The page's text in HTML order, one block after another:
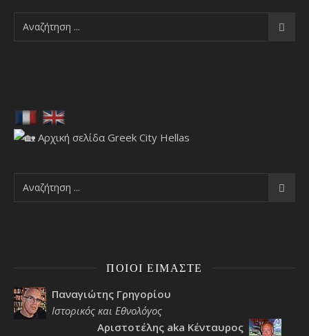
ΠΟΙΟΙ ΕΊΜΑΣΤΕ
Παναγιώτης Γρηγορίου
Ιστορικός και Εθνολόγος
Αριστοτέλης aka Κένταυρος